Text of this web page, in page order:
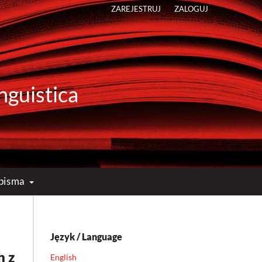
ZAREJESTRUJ ZALOGUJ
z
Język / Language
English